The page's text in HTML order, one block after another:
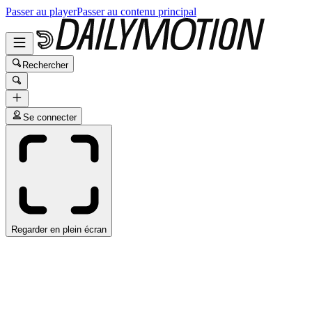
Passer au playerPasser au contenu principal
Rechercher
Se connecter
Regarder en plein écran